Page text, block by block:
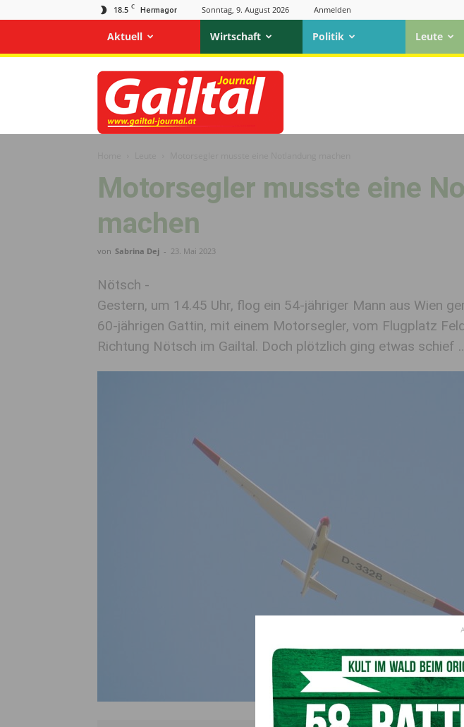
18.5 C Hermagor Sonntag, 9. August 2026 Anmelden
Aktuell Wirtschaft Politik Leute
Gailtal
Journal
Motorsegler musste eine
machen
von Sabrina Dej - 23. Mai 2023
Nötsch -
Gestern, um 14.45 Uhr, flog ein 54-jähriger Mann aus Wien
60-jährigen Gattin, mit einem Motorsegler, vom Flugplatz
Richtung Nötsch im Gailtal. Doch plötzlich ging etwas schief